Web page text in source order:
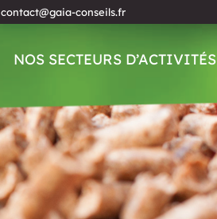
contact@gaia-conseils.fr
NOS SECTEURS D’ACTIVITÉS